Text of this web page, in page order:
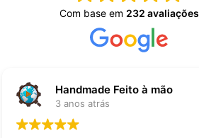
Com base em 232 avaliações
Handmade Feito à mão
3 anos atrás